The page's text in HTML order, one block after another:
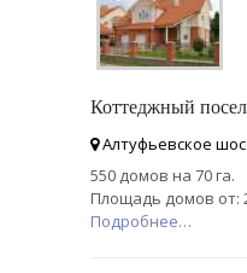
Коттеджный
Алтуфьевское
550 домов на 70 га.
Площадь домов от:
Подробнее…